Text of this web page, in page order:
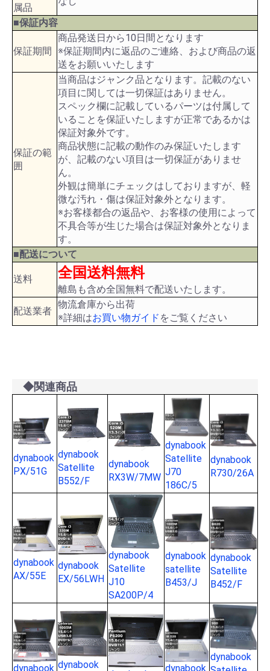
属品
■保証内容
保証期間
商品発送日から10日間となります
※保証期間内に返品のご連絡、および商品の返
送をお願いいたします
保証の範
囲
当商品はジャンク品となります。記載のない
項目に関しては一切保証はありません。
スペック欄に記載しているパーツは付属して
いることを保証いたしますが正常であるかは
保証対象外です。
商品状態に記載の動作のみ保証いたします
が、記載のない項目は一切保証がありませ
ん。
外観は簡単にチェックはしておりますが、軽
微な汚れ・傷は保証対象外となります。
※お客様都合の返品や、お客様の使用によって
不具合等が生じた場合は保証対象外となりま
す。
■配送について
送料 全国送料無料
離島も含め全国無料で配送いたします。
配送業者
物流倉庫から出荷
※詳細はお買い物ガイド をご覧ください
◆関連商品
dynabook
PX/51G
dynabook
Satellite
B552/F
dynabook
RX3W/7MW
dynabook
Satellite
J70
186C/5
dynabook
R730/26A
dynabook
AX/55E
dynabook
EX/56LWH
dynabook
Satellite
J10
SA200P/4
dynabook
satellite
B453/J
dynabook
Satellite
B452/F
dynabook dynabook
dynabook
dynabook